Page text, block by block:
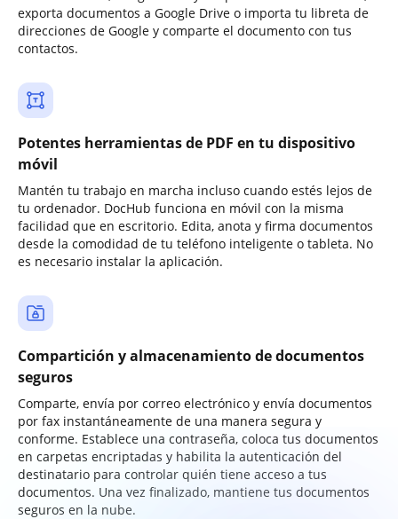
exporta documentos a Google Drive o importa tu libreta de
direcciones de Google y comparte el documento con tus
contactos.
Potentes herramientas de PDF en tu dispositivo
móvil
Mantén tu trabajo en marcha incluso cuando estés lejos de
tu ordenador. DocHub funciona en móvil con la misma
facilidad que en escritorio. Edita, anota y firma documentos
desde la comodidad de tu teléfono inteligente o tableta. No
es necesario instalar la aplicación.
Compartición y almacenamiento de documentos
seguros
Comparte, envía por correo electrónico y envía documentos
por fax instantáneamente de una manera segura y
conforme. Establece una contraseña, coloca tus documentos
en carpetas encriptadas y habilita la autenticación del
destinatario para controlar quién tiene acceso a tus
documentos. Una vez finalizado, mantiene tus documentos
seguros en la nube.